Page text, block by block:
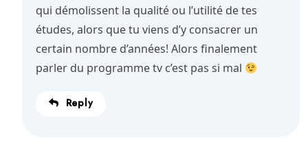
qui démolissent la qualité ou l’utilité de tes
études, alors que tu viens d’y consacrer un
certain nombre d’années! Alors finalement
parler du programme tv c’est pas si mal
Reply